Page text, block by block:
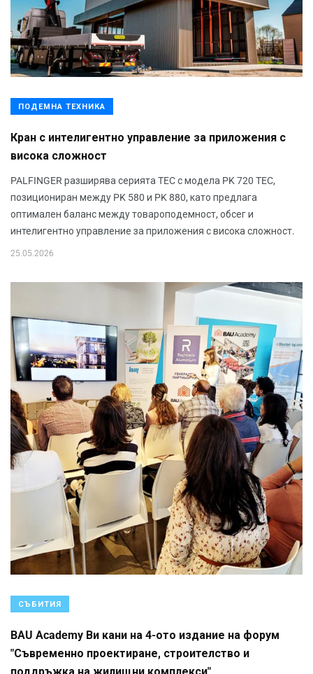
ПОДЕМНА ТЕХНИКА
Кран с интелигентно управление за приложения с
висока сложност
PALFINGER разширява серията TEC с модела PK 720 TEC,
позициониран между PK 580 и PK 880, като предлага
оптимален баланс между товароподемност, обсег и
интелигентно управление за приложения с висока сложност.
25.05.2026
СЪБИТИЯ
BAU Academy Ви кани на 4-ото издание на форум
"Съвременно проектиране, строителство и